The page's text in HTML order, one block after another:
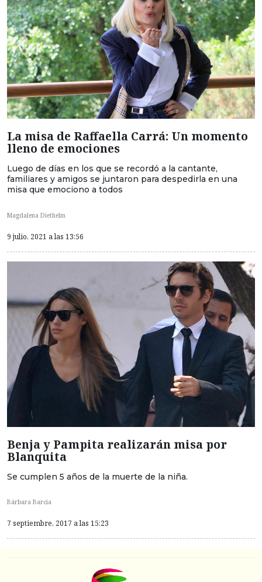
La misa de Raffaella Carrá: Un momento
lleno de emociones
Luego de días en los que se recordó a la cantante,
familiares y amigos se juntaron para despedirla en una
misa que emociono a todos
Magdalena Diethelm
9 julio, 2021 a las 13:56
Benja y Pampita realizarán misa por
Blanquita
Se cumplen 5 años de la muerte de la niña.
Bárbara Barcia
7 septiembre, 2017 a las 15:23